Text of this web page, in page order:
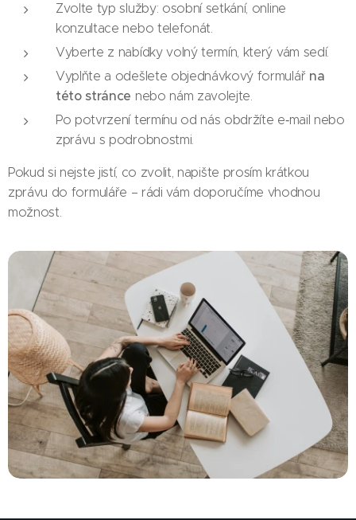
Zvolte typ služby: osobní setkání, online
konzultace nebo telefonát.
Vyberte z nabídky volný termín, který vám sedí.
Vyplňte a odešlete objednávkový formulář na
této stránce nebo nám zavolejte.
Po potvrzení termínu od nás obdržíte e‑mail nebo
zprávu s podrobnostmi.
Pokud si nejste jistí, co zvolit, napište prosím krátkou
zprávu do formuláře – rádi vám doporučíme vhodnou
možnost.